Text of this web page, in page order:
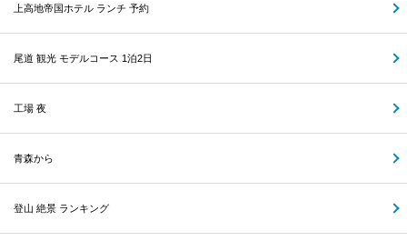
上高地帝国ホテル ランチ 予約
尾道 観光 モデルコース 1泊2日
工場 夜
青森から
登山 絶景 ランキング